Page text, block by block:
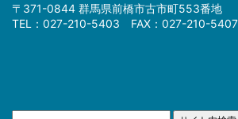
〒371-0844 群馬県前橋市古市町553番地
TEL：027-210-5403 FAX：027-210-5407